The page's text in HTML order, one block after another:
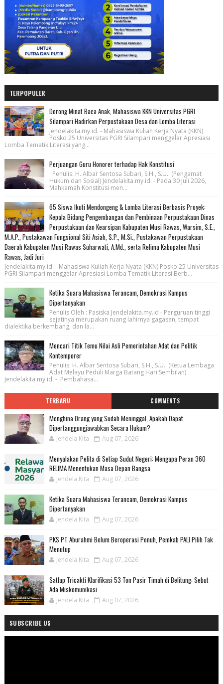
TERPOPULER
Dorong Minat Baca Anak, Mahasiswa KKN Universitas PGRI
Silampari Hadirkan Perpustakaan Desa dan Lomba Literasi
Jendelakita.my.id. - Mahasiswa Kuliah Kerja Nyata (KKN)
Posko 25 Universitas PGRI Silampari menggelar Apresiasi
Lomba Tematik Literasi yang...
Perjuangan Guru Honorer terhadap Hak Konstitusi
Penulis: H. Albar Sentosa Subari, S.H., S.U. (Pengamat
Hukum dan Sosial) Jendelakita.my.id. - Pada 30 Juli 2026,
Mahkamah Konstitusi men...
65 Siswa Ikuti Mendongeng & Lomba Literasi Berbasis Proyek:
Kepala Bidang Pengembangan dan Pembinaan Perpustakaan Dinas
Perpustakaan dan Kearsipan Kabupaten Musi Rawas, Warsim, S.E.,
M.A.P., Pustakawan Fungsional Siti Asiah, S.P., M.Si., Pustakawan Perpustakaan
Daerah Kabupaten Musi Rawas Suharwati, A.Md., serta Relima Kabupaten Musi
Rawas, Jadi Juri
Jendelakita.my.id. - Mahasiswa Kuliah Kerja Nyata (KKN) Posko 25 Universitas
PGRI Silampari menggelar Apresiasi Lomba Tematik Literasi Berb...
Ketika Suara Mahasiswa Terancam, Demokrasi Kampus
Dipertanyakan
Penulis Oleh : Pasiska Jendelakita.my.id - Perguruan tinggi
sejatinya merupakan ruang lahirnya gagasan, tempat
dialektika berkembang, dan la...
Mencari Titik Temu Nilai Asli Pemerintahan Adat dan Politik
Kontemporer
Penulis: H. Albar Sentosa Subari, S.H., S.U. (Ketua Lembaga
Adat Melayu Peduli Marga Batang Hari Sembilan)
Jendelakita.my.id. - Pembahasa...
TERBARU COMMENTS
Menghina Orang yang Sudah Meninggal, Apakah Dapat
Dipertanggungjawabkan Secara Hukum?
Jendela Kita Aug 07, 2026
Menyalakan Pelita di Setiap Sudut Negeri: Mengapa Peran 360
RELIMA Menentukan Masa Depan Bangsa
Jendela Kita Aug 07, 2026
Ketika Suara Mahasiswa Terancam, Demokrasi Kampus
Dipertanyakan
Jendela Kita Aug 07, 2026
PKS PT Aburahmi Belum Beroperasi Penuh, Pemkab PALI Pilih Tak
Menutup
Jendela Kita Aug 07, 2026
Satlap Tricakti Klarifikasi 53 Ton Pasir Timah di Belitung: Sebut
Ada Miskomunikasi
Jendela Kita Aug 07, 2026
SUBSCRIBE US